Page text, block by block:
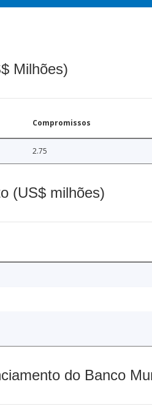
Milhões)
Compromissos
2.75
(US$ milhões)
do Banco